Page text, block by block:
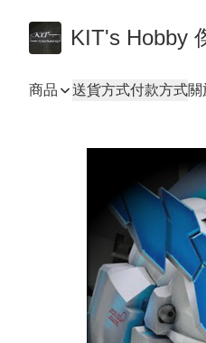
KIT's Hobby
商品 送貨方式付款方式關